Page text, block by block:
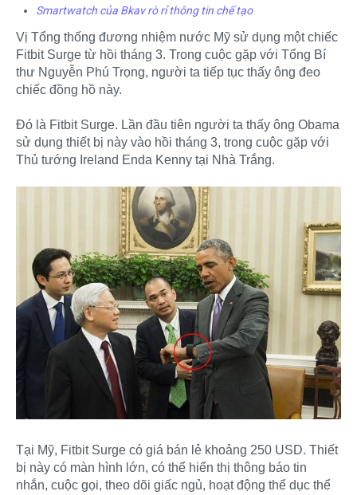
Smartwatch của Bkav rò rỉ thông tin chế tạo
Vị Tổng thống đương nhiệm nước Mỹ sử dụng một chiếc
Fitbit Surge từ hồi tháng 3. Trong cuộc gặp với Tổng Bí
thư Nguyễn Phú Trọng, người ta tiếp tục thấy ông đeo
chiếc đồng hồ này.
Đó là Fitbit Surge. Lần đầu tiên người ta thấy ông Obama
sử dụng thiết bị này vào hồi tháng 3, trong cuộc gặp với
Thủ tướng Ireland Enda Kenny tại Nhà Trắng.
Tại Mỹ, Fitbit Surge có giá bán lẻ khoảng 250 USD. Thiết
bị này có màn hình lớn, có thể hiển thị thông báo tin
nhắn, cuộc gọi, theo dõi giấc ngủ, hoạt động thể dục thể